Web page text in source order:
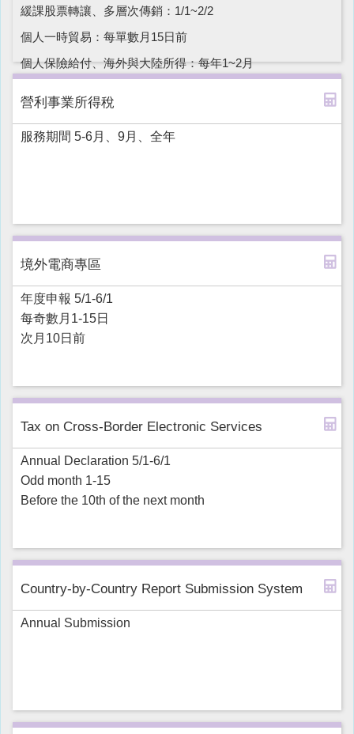
緩課股票轉讓、多層次傳銷：1/1~2/2
個人一時貿易：每單數月15日前
個人保險給付、海外與大陸所得：每年1~2月
營利事業所得稅
服務期間 5-6月、9月、全年
境外電商專區
年度申報 5/1-6/1
每奇數月1-15日
次月10日前
Tax on Cross-Border Electronic Services
Annual Declaration 5/1-6/1
Odd month 1-15
Before the 10th of the next month
Country-by-Country Report Submission System
Annual Submission